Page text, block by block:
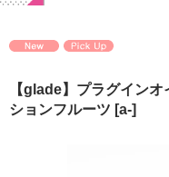
【glade】プラグイン
ションフルーツ [a-]